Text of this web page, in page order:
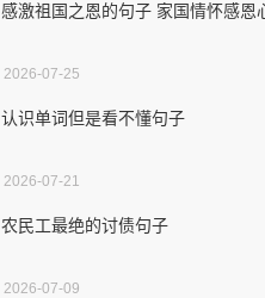
感激祖国之恩的句子 家国情怀感恩
2026-07-25
认识单词但是看不懂句子
2026-07-21
农民工最绝的讨债句子
2026-07-09